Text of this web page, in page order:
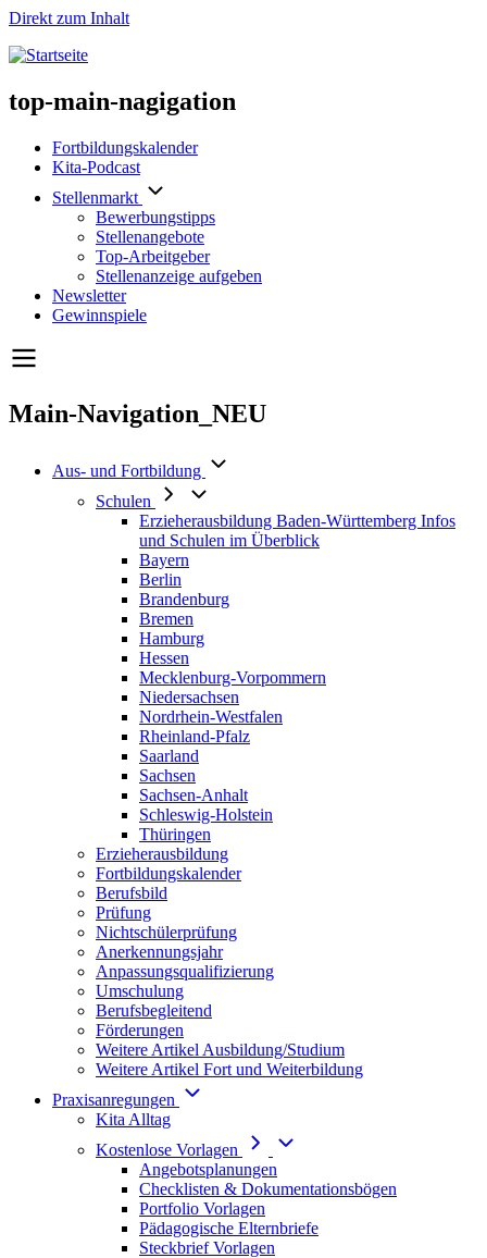
Direkt zum Inhalt
top-main-nagigation
Fortbildungskalender
Kita-Podcast
Stellenmarkt
Bewerbungstipps
Stellenangebote
Top-Arbeitgeber
Stellenanzeige aufgeben
Newsletter
Gewinnspiele
Main-Navigation_NEU
Aus- und Fortbildung
Schulen
Erzieherausbildung Baden-Württemberg Infos
und Schulen im Überblick
Bayern
Berlin
Brandenburg
Bremen
Hamburg
Hessen
Mecklenburg-Vorpommern
Niedersachsen
Nordrhein-Westfalen
Rheinland-Pfalz
Saarland
Sachsen
Sachsen-Anhalt
Schleswig-Holstein
Thüringen
Erzieherausbildung
Fortbildungskalender
Berufsbild
Prüfung
Nichtschülerprüfung
Anerkennungsjahr
Anpassungsqualifizierung
Umschulung
Berufsbegleitend
Förderungen
Weitere Artikel Ausbildung/Studium
Weitere Artikel Fort und Weiterbildung
Praxisanregungen
Kita Alltag
Kostenlose Vorlagen
Angebotsplanungen
Checklisten & Dokumentationsbögen
Portfolio Vorlagen
Pädagogische Elternbriefe
Steckbrief Vorlagen